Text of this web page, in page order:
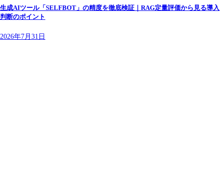
生成AIツール「SELFBOT」の精度を徹底検証｜RAG定量評価から見る導入
判断のポイント
2026年7月31日